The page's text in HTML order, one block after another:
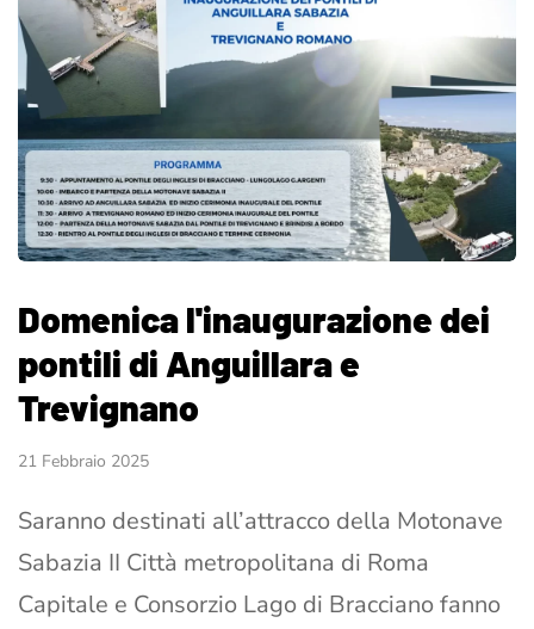
Domenica l'inaugurazione dei
pontili di Anguillara e
Trevignano
21 Febbraio 2025
Saranno destinati all’attracco della Motonave
Sabazia II Città metropolitana di Roma
Capitale e Consorzio Lago di Bracciano fanno